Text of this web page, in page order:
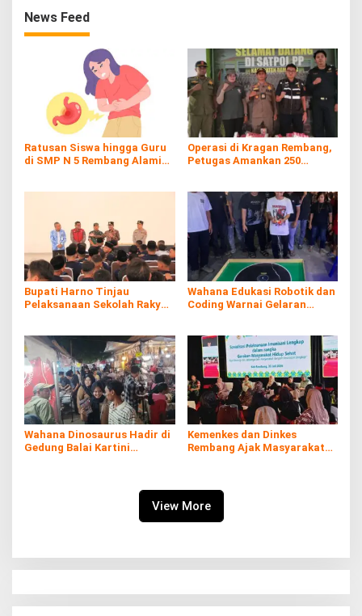
News Feed
Ratusan Siswa hingga Guru
di SMP N 5 Rembang Alami
Operasi di Kragan Rembang,
Petugas Amankan 250
Bupati Harno Tinjau
Pelaksanaan Sekolah Rakyat
Wahana Edukasi Robotik dan
Coding Warnai Gelaran
Wahana Dinosaurus Hadir di
Gedung Balai Kartini
Kemenkes dan Dinkes
Rembang Ajak Masyarakat
View More